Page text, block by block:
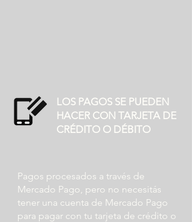
LOS PAGOS SE PUEDEN
HACER CON TARJETA DE
CRÉDITO O DÉBITO
Pagos procesados ​​a través de
Mercado Pago, pero no necesitás
tener una cuenta de Mercado Pago
para pagar con tu tarjeta de crédito o